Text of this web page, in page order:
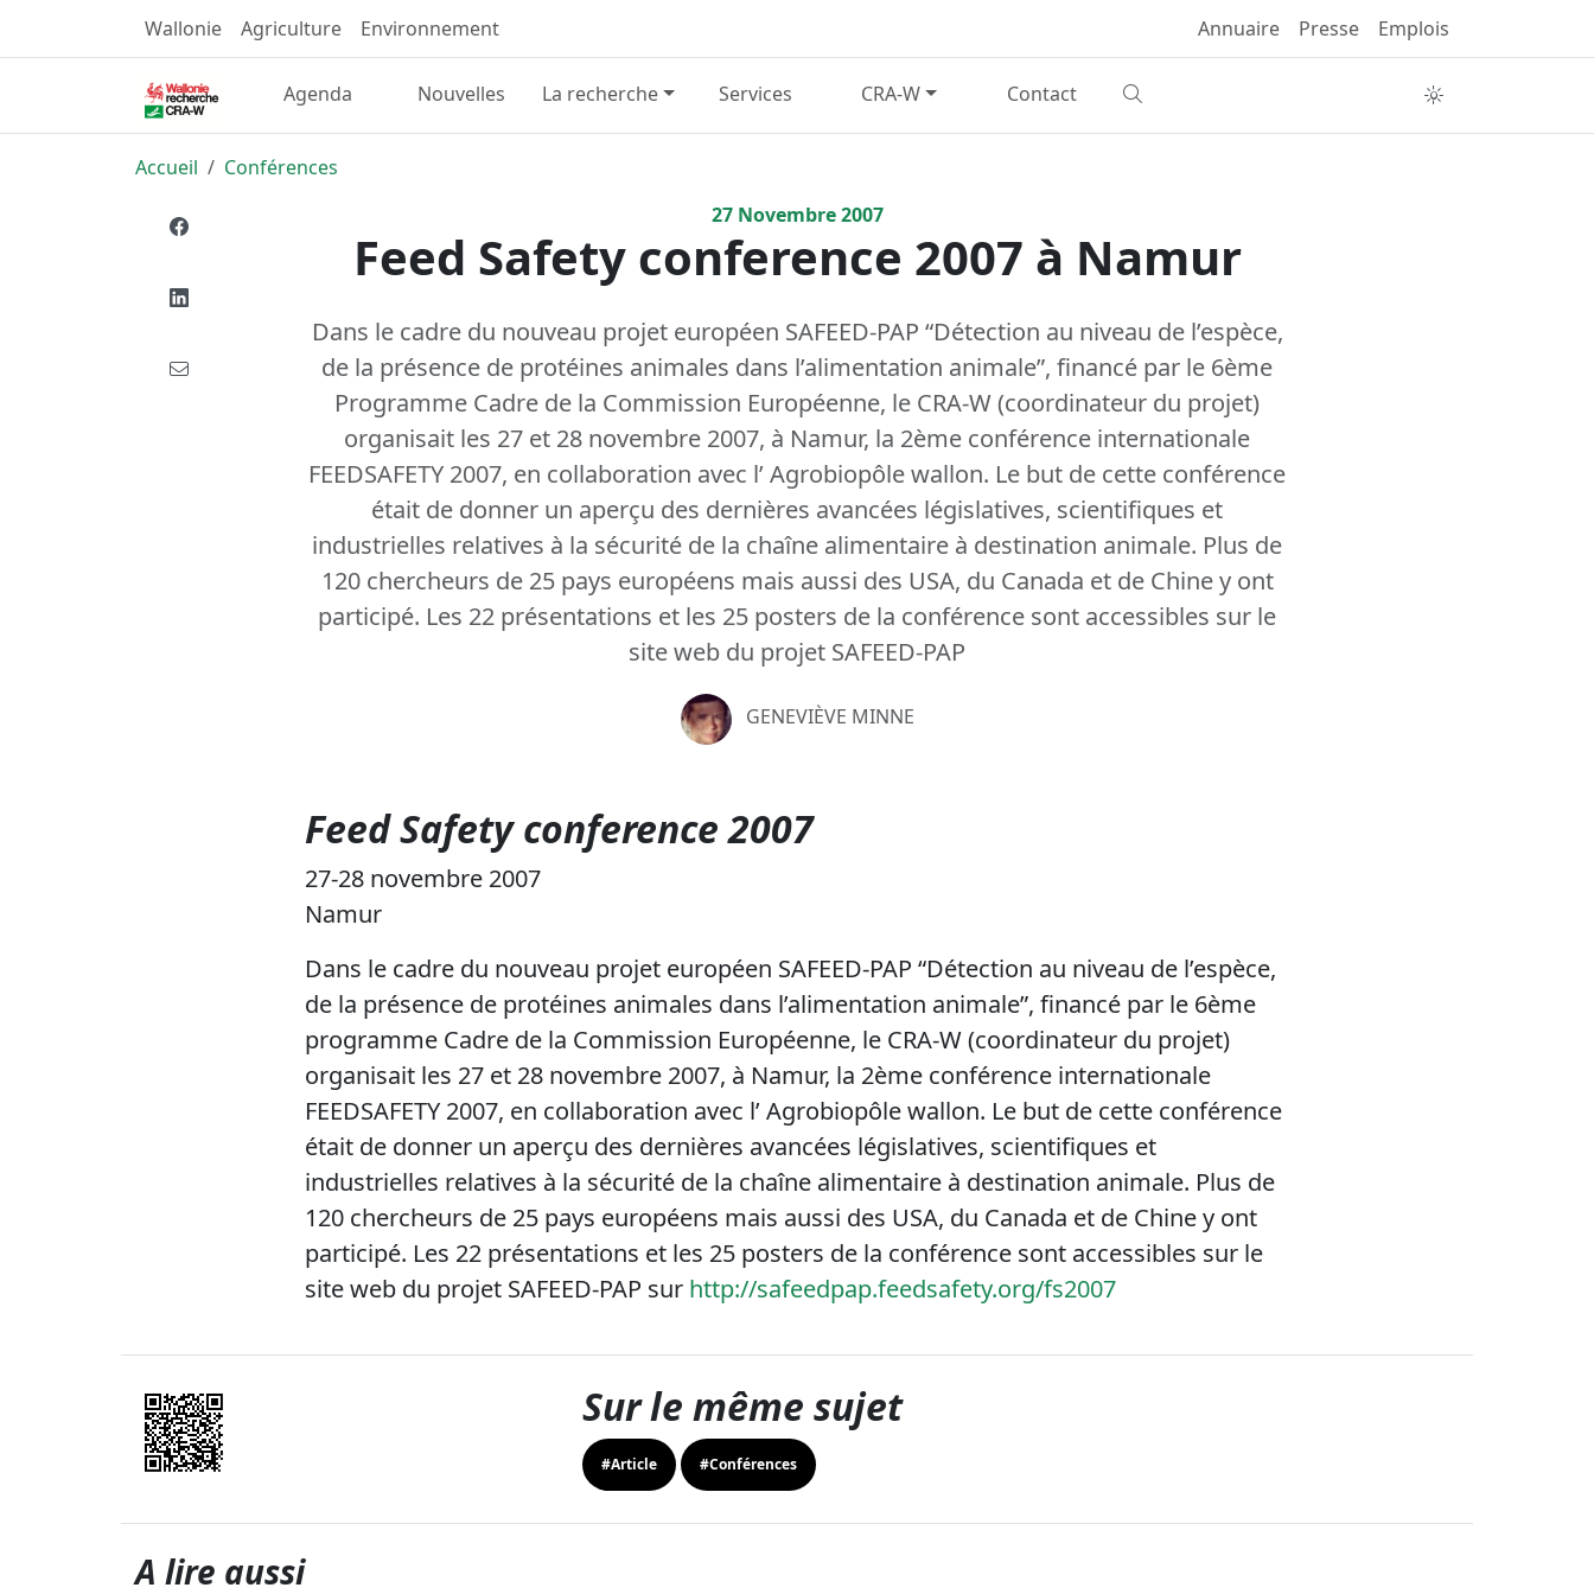
Wallonie Agriculture Environnement Annuaire Presse Emplois
Agenda Nouvelles La recherche Services CRA-W Contact
Accueil
Conférences
27Novembre2007
Feed Safety conference 2007 à Namur
Dans le cadre du nouveau projet européen SAFEED-PAP “Détection au niveau de l’espèce,
de la présence de protéines animales dans l’alimentation animale”, financé par le 6ème
Programme Cadre de la Commission Européenne, le CRA-W (coordinateur du projet)
organisait les 27 et 28 novembre 2007, à Namur, la 2ème conférence internationale
FEEDSAFETY 2007, en collaboration avec l’ Agrobiopôle wallon. Le but de cette conférence
était de donner un aperçu des dernières avancées législatives, scientifiques et
industrielles relatives à la sécurité de la chaîne alimentaire à destination animale. Plus de
120 chercheurs de 25 pays européens mais aussi des USA, du Canada et de Chine y ont
participé. Les 22 présentations et les 25 posters de la conférence sont accessibles sur le
site web du projet SAFEED-PAP
GENEVIÈVE MINNE
Feed Safety conference 2007
27-28 novembre 2007
Namur
Dans le cadre du nouveau projet européen SAFEED-PAP “Détection au niveau de l’espèce,
de la présence de protéines animales dans l’alimentation animale”, financé par le 6ème
programme Cadre de la Commission Européenne, le CRA-W (coordinateur du projet)
organisait les 27 et 28 novembre 2007, à Namur, la 2ème conférence internationale
FEEDSAFETY 2007, en collaboration avec l’ Agrobiopôle wallon. Le but de cette conférence
était de donner un aperçu des dernières avancées législatives, scientifiques et
industrielles relatives à la sécurité de la chaîne alimentaire à destination animale. Plus de
120 chercheurs de 25 pays européens mais aussi des USA, du Canada et de Chine y ont
participé. Les 22 présentations et les 25 posters de la conférence sont accessibles sur le
site web du projet SAFEED-PAP sur http://safeedpap.feedsafety.org/fs2007
Sur le même sujet
#Article #Conférences
A lire aussi